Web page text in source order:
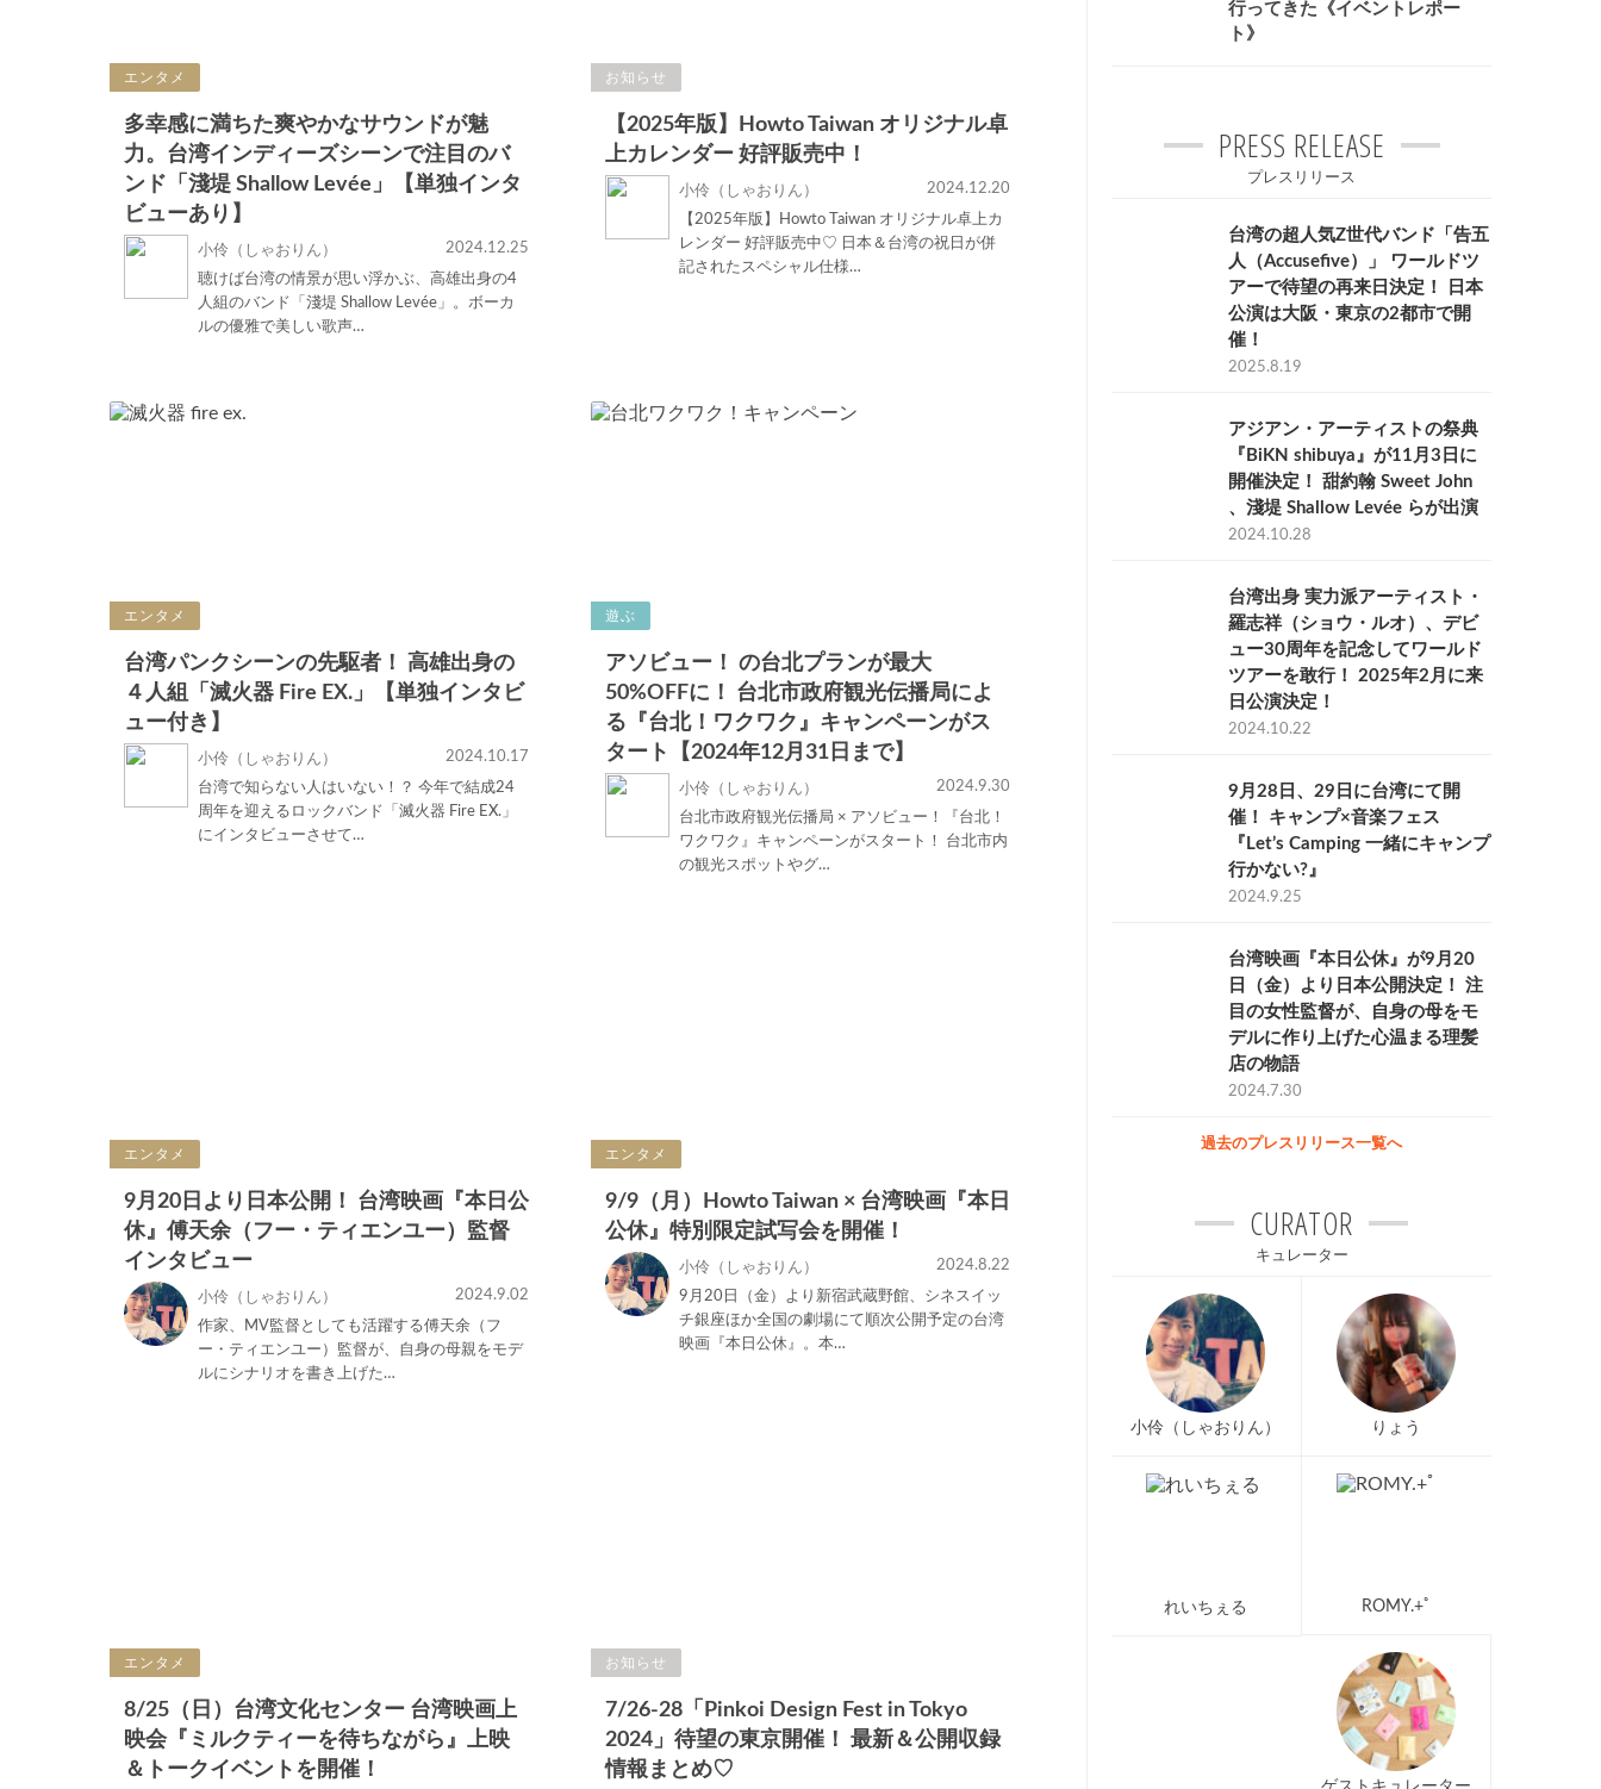
エンタメ
多幸感に満ちた爽やかなサウンドが魅
力。台湾インディーズシーンで注目のバ
ンド「淺堤 Shallow Levée」【単独インタ
ビューあり】
小伶（しゃおりん）
2024.12.25
聴けば台湾の情景が思い浮かぶ、高雄出身の4
人組のバンド「淺堤 Shallow Levée」。ボーカ
ルの優雅で美しい歌声…
お知らせ
【2025年版】Howto Taiwan オリジナル卓
上カレンダー 好評販売中！
小伶（しゃおりん）
2024.12.20
【2025年版】Howto Taiwan オリジナル卓上カ
レンダー 好評販売中♡ 日本＆台湾の祝日が併
記されたスペシャル仕様…
エンタメ
台湾パンクシーンの先駆者！ 高雄出身の
４人組「滅火器 Fire EX.」【単独インタビ
ュー付き】
小伶（しゃおりん）
2024.10.17
台湾で知らない人はいない！？ 今年で結成24
周年を迎えるロックバンド「滅火器 Fire EX.」
にインタビューさせて…
遊ぶ
アソビュー！ の台北プランが最大
50%OFFに！ 台北市政府観光伝播局によ
る『台北！ワクワク』キャンペーンがス
タート【2024年12月31日まで】
小伶（しゃおりん）
2024.9.30
台北市政府観光伝播局 × アソビュー！『台北！
ワクワク』キャンペーンがスタート！ 台北市内
の観光スポットやグ…
エンタメ
9月20日より日本公開！ 台湾映画『本日公
休』傅天余（フー・ティエンユー）監督
インタビュー
小伶（しゃおりん）
2024.9.02
作家、MV監督としても活躍する傅天余（フ
ー・ティエンユー）監督が、自身の母親をモデ
ルにシナリオを書き上げた…
エンタメ
9/9（月）Howto Taiwan × 台湾映画『本日
公休』特別限定試写会を開催！
小伶（しゃおりん）
2024.8.22
9月20日（金）より新宿武蔵野館、シネスイッ
チ銀座ほか全国の劇場にて順次公開予定の台湾
映画『本日公休』。本…
エンタメ
8/25（日）台湾文化センター 台湾映画上
映会『ミルクティーを待ちながら』上映
＆トークイベントを開催！
お知らせ
7/26-28「Pinkoi Design Fest in Tokyo
2024」待望の東京開催！ 最新＆公開収録
情報まとめ♡
行ってきた《イベントレポー
ト》
PRESS RELEASE
プレスリリース
台湾の超人気Z世代バンド「告五
人（Accusefive）」 ワールドツ
アーで待望の再来日決定！ 日本
公演は大阪・東京の2都市で開
催！
2025.8.19
アジアン・アーティストの祭典
『BiKN shibuya』が11月3日に
開催決定！ 甜約翰 Sweet John
、淺堤 Shallow Levée らが出演
2024.10.28
台湾出身 実力派アーティスト・
羅志祥（ショウ・ルオ）、デビ
ュー30周年を記念してワールド
ツアーを敢行！ 2025年2月に来
日公演決定！
2024.10.22
9月28日、29日に台湾にて開
催！ キャンプ×音楽フェス
『Let’s Camping 一緒にキャンプ
行かない?』
2024.9.25
台湾映画『本日公休』が9月20
日（金）より日本公開決定！ 注
目の女性監督が、自身の母をモ
デルに作り上げた心温まる理髪
店の物語
2024.7.30
過去のプレスリリース一覧へ
CURATOR
キュレーター
小伶（しゃおりん） りょう
れいちぇる ROMY.+ﾟ